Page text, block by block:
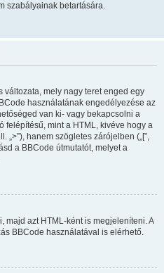
szabályainak betartására.
változata, mely nagy teret enged egy
használatának engedélyezése az
van ki- vagy bekapcsolni a
felépítésű, mint a HTML, kivéve hogy a
„>”), hanem szögletes zárójelben („[”,
a BBCode útmutatót, melyet a
majd azt HTML-ként is megjeleníteni. A
BBCode használatával is elérhető.